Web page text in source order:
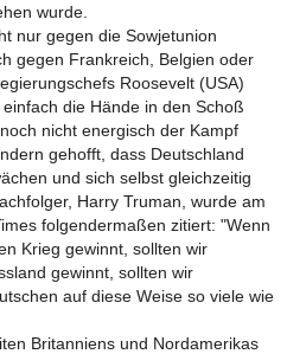
wurde.
nur gegen die Sowjetunion
gegen Frankreich, Belgien oder
Roosevelt (USA)
die Hände in den Schoß
nicht energisch der Kampf
gehofft, dass Deutschland
und sich selbst gleichzeitig
Harry Truman, wurde am
folgendermaßen zitiert: "Wenn
Krieg gewinnt, sollten wir
gewinnt, sollten wir
auf diese Weise so viele wie
Britanniens und Nordamerikas